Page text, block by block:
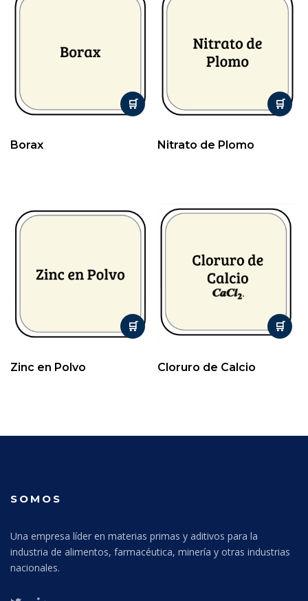
Borax Nitrato de Plomo
Zinc en Polvo Cloruro de Calcio
SOMOS
Una empresa líder en materias primas y aditivos para la
industria de alimentos, farmacéutica, minería y otras industrias
nacionales.